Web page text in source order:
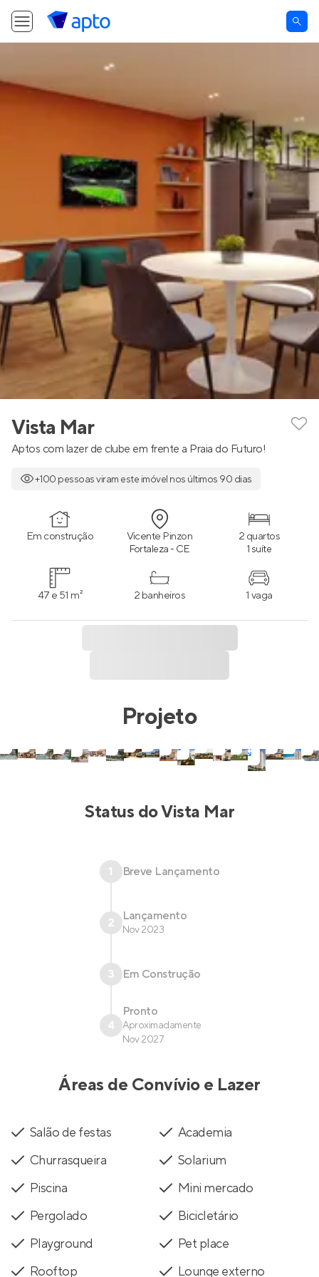
Vista Mar
Aptos com lazer de clube em frente a Praia do Futuro!
+100 pessoas viram este imóvel nos últimos 90 dias
Em construção Vicente Pinzon
Fortaleza - CE
2 quartos
1 suíte
47 e 51 m² 2 banheiros 1 vaga
Projeto
Status doVista Mar
1 Breve Lançamento
2 Lançamento
Nov 2023
3 Em Construção
4
Pronto
Aproximadamente
Nov 2027
Áreas de Convívio e Lazer
Salão de festas
Academia
Churrasqueira
Solarium
Piscina
Mini mercado
Pergolado
Bicicletário
Playground
Pet place
Rooftop
Lounge externo